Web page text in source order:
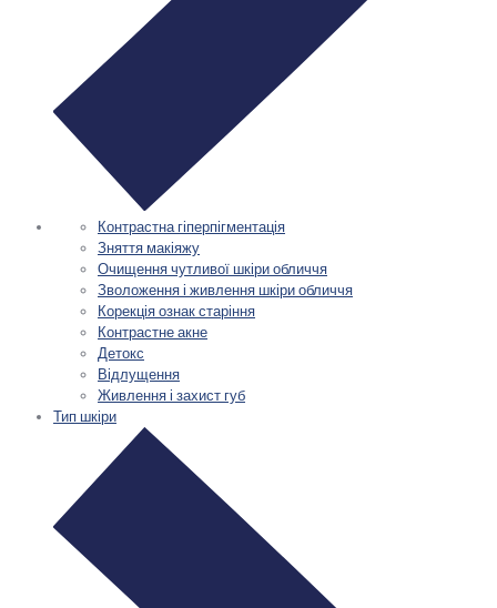
Контрастна гіперпігментація
Зняття макіяжу
Очищення чутливої шкіри обличчя
Зволоження і живлення шкіри обличчя
Корекція ознак старіння
Контрастне акне
Детокс
Відлущення
Живлення і захист губ
Тип шкіри